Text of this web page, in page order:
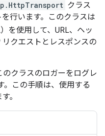
クラス
行います。このクラスは
）を使用して、URL、ヘッ
クエストとレスポンスの
クラスのロガーをログレ
。この手順は、使用する
。